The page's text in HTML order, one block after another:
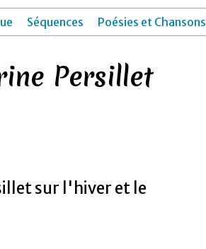
Séquences Poésies et Chansons
Persillet
sur l'hiver et le